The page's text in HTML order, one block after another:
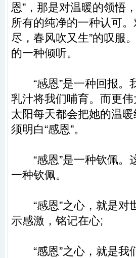
恩”，那是对温暖的领悟
所有的纯净的一种认可。
尽，春风吹又生”的叹服
的一种倾听。
“感恩”是一种回报。
乳汁将我们哺育。而更
太阳每天都会把她的温
须明白“感恩”。
“感恩”是一种钦佩。
一种钦佩。
“感恩”之心，就是对
示感激，铭记在心;
“感恩”之心，就是我